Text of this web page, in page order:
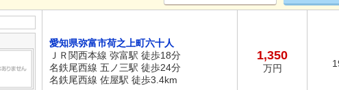
愛知県弥富市荷之上町六十人
ＪＲ関西本線 弥富駅 徒歩18分
名鉄尾西線 五ノ三駅 徒歩24分
名鉄尾西線 佐屋駅 徒歩3.4km
1,350
万円